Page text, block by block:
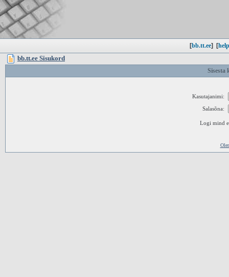
[bb.tt.ee] [
bb.tt.ee Sisukord
Sisesta
Kasutajanimi:
Salasõna:
Logi mind